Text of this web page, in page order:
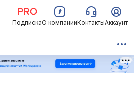
ПодпискаО компанииКонтактыАккаунт